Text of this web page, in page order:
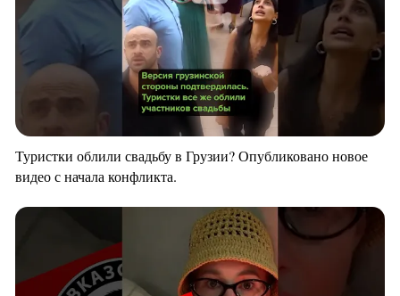
Туристки облили свадьбу в Грузии? Опубликовано новое
видео с начала конфликта.